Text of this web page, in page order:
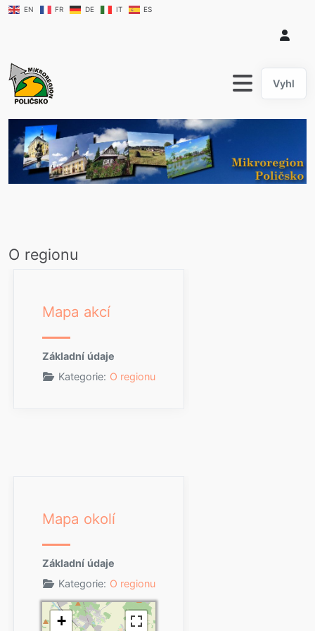
EN FR DE IT ES
O regionu
Mapa akcí
Základní údaje
Kategorie: O regionu
Mapa okolí
Základní údaje
Kategorie: O regionu
+